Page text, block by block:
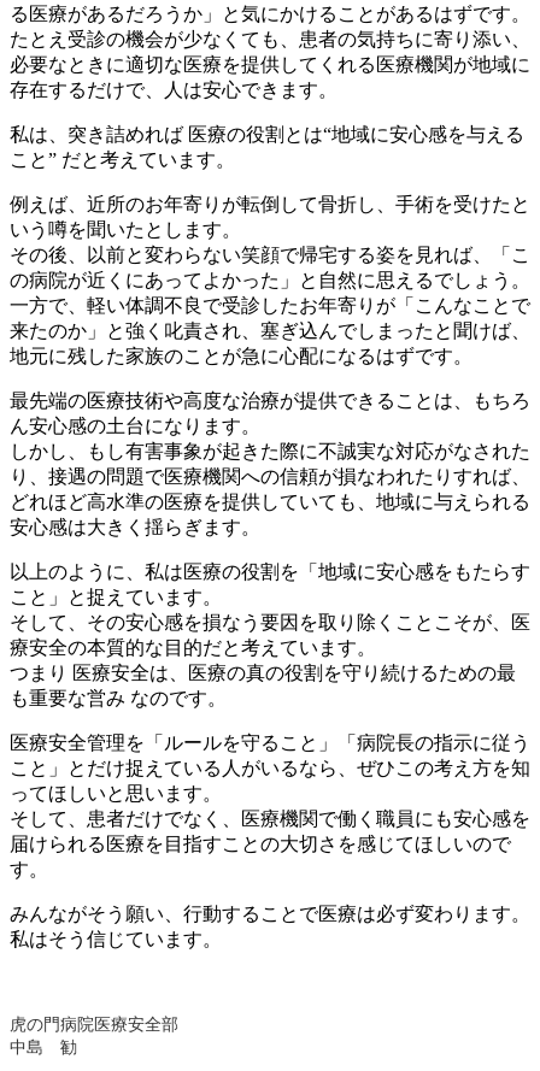
る医療があるだろうか」と気にかけることがあるはずです。
たとえ受診の機会が少なくても、患者の気持ちに寄り添い、
必要なときに適切な医療を提供してくれる医療機関が地域に
存在するだけで、人は安心できます。
私は、突き詰めれば 医療の役割とは“地域に安心感を与える
こと” だと考えています。
例えば、近所のお年寄りが転倒して骨折し、手術を受けたと
いう噂を聞いたとします。
その後、以前と変わらない笑顔で帰宅する姿を見れば、「こ
の病院が近くにあってよかった」と自然に思えるでしょう。
一方で、軽い体調不良で受診したお年寄りが「こんなことで
来たのか」と強く叱責され、塞ぎ込んでしまったと聞けば、
地元に残した家族のことが急に心配になるはずです。
最先端の医療技術や高度な治療が提供できることは、もちろ
ん安心感の土台になります。
しかし、もし有害事象が起きた際に不誠実な対応がなされた
り、接遇の問題で医療機関への信頼が損なわれたりすれば、
どれほど高水準の医療を提供していても、地域に与えられる
安心感は大きく揺らぎます。
以上のように、私は医療の役割を「地域に安心感をもたらす
こと」と捉えています。
そして、その安心感を損なう要因を取り除くことこそが、医
療安全の本質的な目的だと考えています。
つまり 医療安全は、医療の真の役割を守り続けるための最
も重要な営み なのです。
医療安全管理を「ルールを守ること」「病院長の指示に従う
こと」とだけ捉えている人がいるなら、ぜひこの考え方を知
ってほしいと思います。
そして、患者だけでなく、医療機関で働く職員にも安心感を
届けられる医療を目指すことの大切さを感じてほしいので
す。
みんながそう願い、行動することで医療は必ず変わります。
私はそう信じています。
虎の門病院医療安全部
中島 勧